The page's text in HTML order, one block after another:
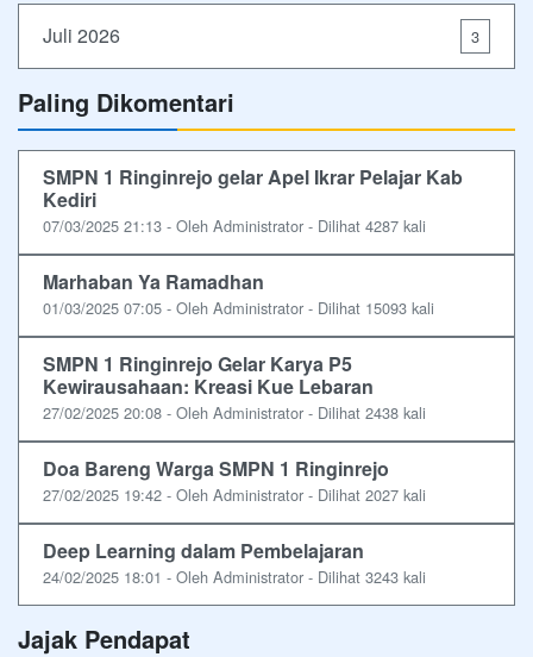
Juli 2026 3
Paling Dikomentari
SMPN 1 Ringinrejo gelar Apel Ikrar Pelajar Kab
Kediri
07/03/2025 21:13 - Oleh Administrator - Dilihat 4287 kali
Marhaban Ya Ramadhan
01/03/2025 07:05 - Oleh Administrator - Dilihat 15093 kali
SMPN 1 Ringinrejo Gelar Karya P5
Kewirausahaan: Kreasi Kue Lebaran
27/02/2025 20:08 - Oleh Administrator - Dilihat 2438 kali
Doa Bareng Warga SMPN 1 Ringinrejo
27/02/2025 19:42 - Oleh Administrator - Dilihat 2027 kali
Deep Learning dalam Pembelajaran
24/02/2025 18:01 - Oleh Administrator - Dilihat 3243 kali
Jajak Pendapat